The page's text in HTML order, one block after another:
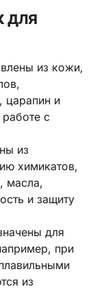
для
из кожи,
царапин и
с
из
химикатов,
масла,
и защиту
для
при
из